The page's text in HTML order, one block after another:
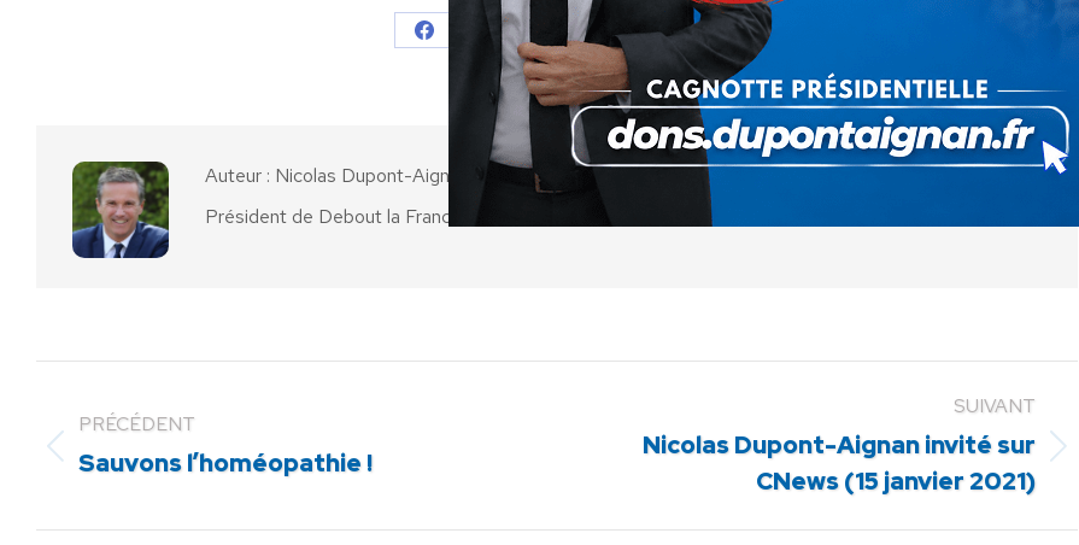
Partager
Facebook
Partager
sur
X
Partager
sur
Pinterest
Partager
sur
LinkedIn
Partager
sur
WhatsApp
Auteur : Nicolas Dupont-Aignan
Président de Debout la France
PRÉCÉDENT
Article
Sauvons l’homéopathie !
SUIVANT
ArticleNicolas Dupont-Aignan invité sur
CNews (15 janvier 2021)